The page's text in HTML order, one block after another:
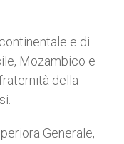
e di
Mozambico e
della
Generale,